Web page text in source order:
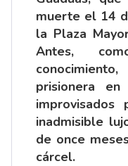
muerte el 14
la Plaza
Antes,
prisionera
inadmisible
de once
cárcel.